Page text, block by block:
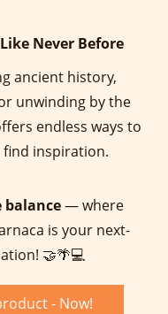
Never Before
ancient history,
unwinding by the
endless ways to
find inspiration.
balance— where
is your next-
🤝🌴💻
- Now!